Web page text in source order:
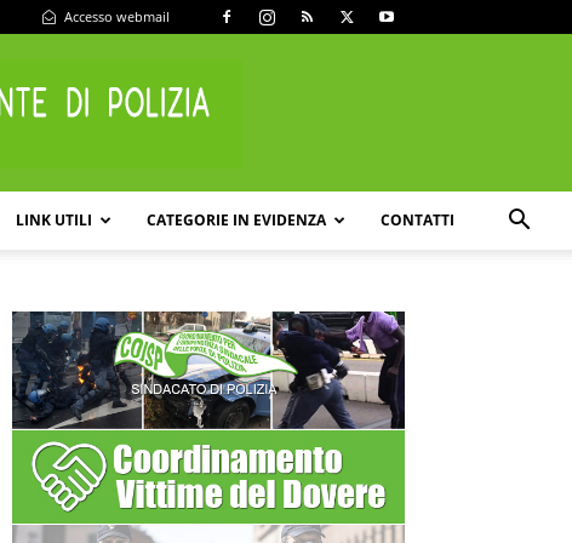
Accesso webmail
LINK UTILI CATEGORIE IN EVIDENZA CONTATTI